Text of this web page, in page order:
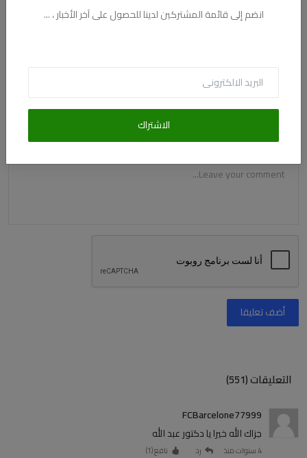
انضم إلى قائمة المشتركين لدينا للحصول على آخر الأخبار ، ...
الاشتراك
البريد الالكترونى
التعليق
أضف تعليقا
التعليقات (551)
FCBarcelone77999
جزاك الله خيرا يا دكتور عبد الله
4 سنوات منذ رد نافع (1
)